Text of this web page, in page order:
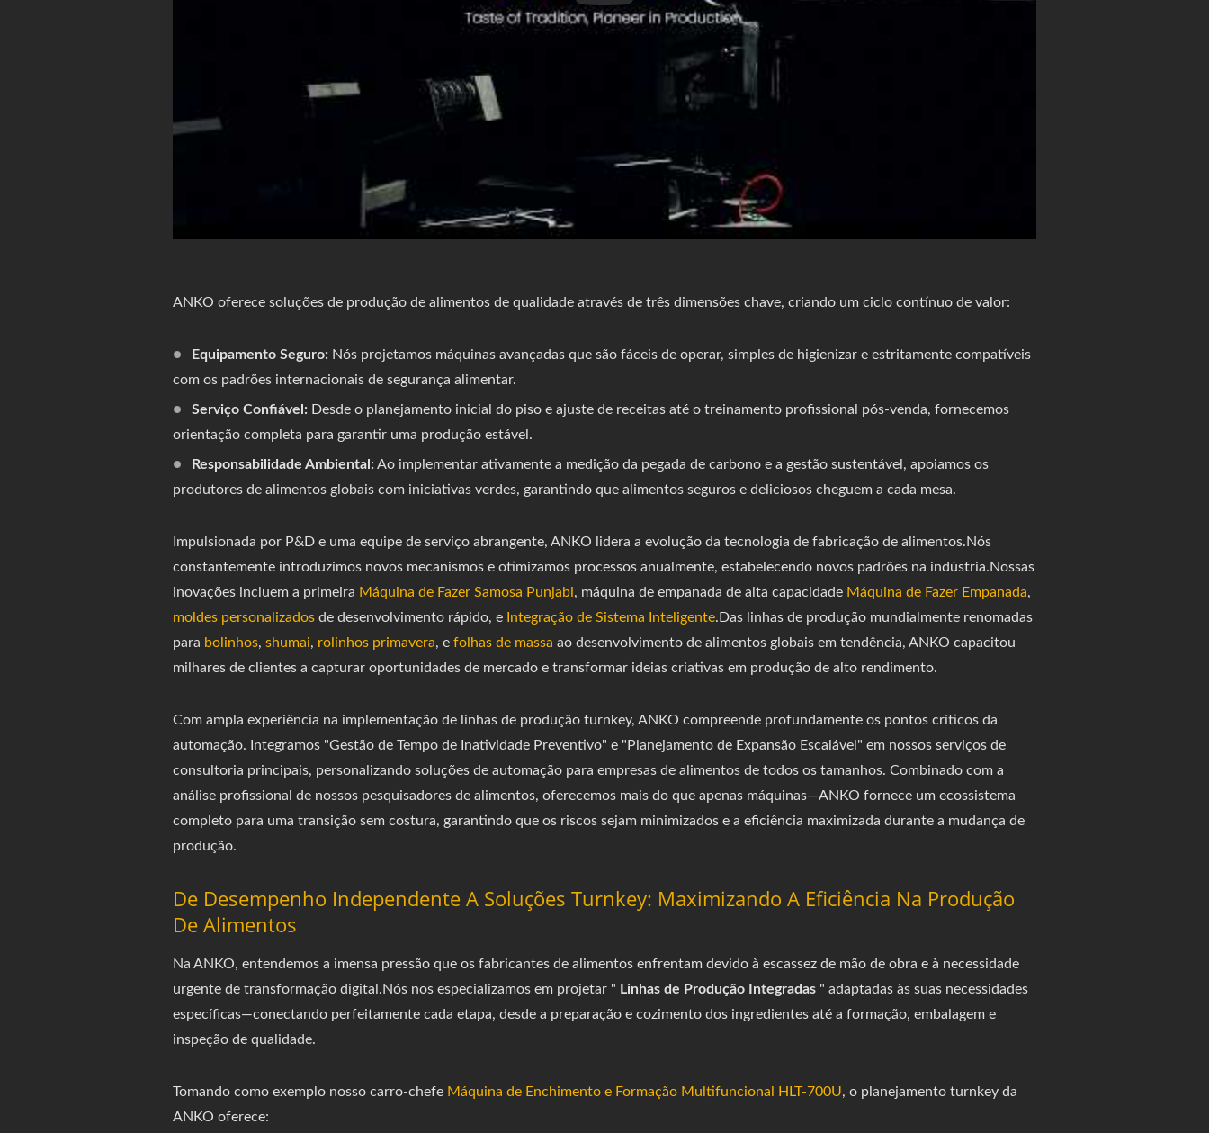
ANKO oferece soluções de produção de alimentos de qualidade através de três dimensões chave, criando um ciclo contínuo de valor:
Equipamento Seguro: Nós projetamos máquinas avançadas que são fáceis de operar, simples de higienizar e estritamente compatíveis
com os padrões internacionais de segurança alimentar.
Serviço Confiável: Desde o planejamento inicial do piso e ajuste de receitas até o treinamento profissional pós-venda, fornecemos
orientação completa para garantir uma produção estável.
Responsabilidade Ambiental:Ao implementar ativamente a medição da pegada de carbono e a gestão sustentável, apoiamos os
produtores de alimentos globais com iniciativas verdes, garantindo que alimentos seguros e deliciosos cheguem a cada mesa.
Impulsionada por P&D e uma equipe de serviço abrangente, ANKO lidera a evolução da tecnologia de fabricação de alimentos.Nós
constantemente introduzimos novos mecanismos e otimizamos processos anualmente, estabelecendo novos padrões na indústria.Nossas
inovações incluem a primeira Máquina de Fazer Samosa Punjabi, máquina de empanada de alta capacidade Máquina de Fazer Empanada,
moldes personalizados de desenvolvimento rápido, e Integração de Sistema Inteligente.Das linhas de produção mundialmente renomadas
para bolinhos, shumai, rolinhos primavera, e folhas de massa ao desenvolvimento de alimentos globais em tendência, ANKO capacitou
milhares de clientes a capturar oportunidades de mercado e transformar ideias criativas em produção de alto rendimento.
Com ampla experiência na implementação de linhas de produção turnkey, ANKO compreende profundamente os pontos críticos da
automação. Integramos "Gestão de Tempo de Inatividade Preventivo" e "Planejamento de Expansão Escalável" em nossos serviços de
consultoria principais, personalizando soluções de automação para empresas de alimentos de todos os tamanhos. Combinado com a
análise profissional de nossos pesquisadores de alimentos, oferecemos mais do que apenas máquinas—ANKO fornece um ecossistema
completo para uma transição sem costura, garantindo que os riscos sejam minimizados e a eficiência maximizada durante a mudança de
produção.
De Desempenho Independente A Soluções Turnkey: Maximizando A Eficiência Na Produção
De Alimentos
Na ANKO, entendemos a imensa pressão que os fabricantes de alimentos enfrentam devido à escassez de mão de obra e à necessidade
urgente de transformação digital.Nós nos especializamos em projetar " Linhas de Produção Integradas " adaptadas às suas necessidades
específicas—conectando perfeitamente cada etapa, desde a preparação e cozimento dos ingredientes até a formação, embalagem e
inspeção de qualidade.
Tomando como exemplo nosso carro-chefe Máquina de Enchimento e Formação Multifuncional HLT-700U, o planejamento turnkey da
ANKO oferece: